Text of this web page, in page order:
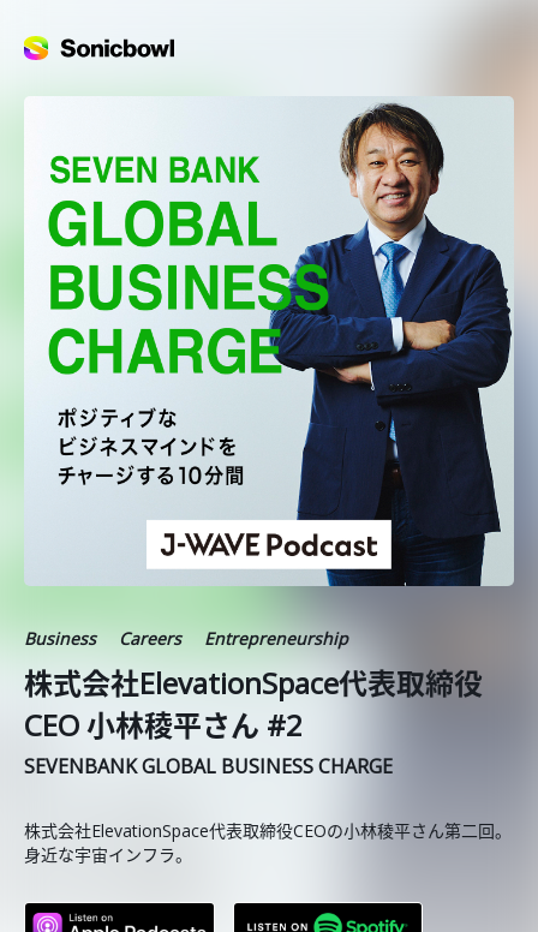
Business Careers Entrepreneurship
株式会社ElevationSpace代表取締役
CEO 小林稜平さん #2
SEVENBANK GLOBAL BUSINESS CHARGE
株式会社ElevationSpace代表取締役CEOの小林稜平さん第二回。
身近な宇宙インフラ。